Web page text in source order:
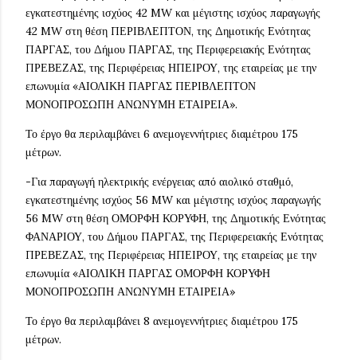
εγκατεστημένης ισχύος 42 MW και μέγιστης ισχύος παραγωγής
42 MW στη θέση ΠΕΡΙΒΛΕΠΤΟΝ, της Δημοτικής Ενότητας
ΠΑΡΓΑΣ, του Δήμου ΠΑΡΓΑΣ, της Περιφερειακής Ενότητας
ΠΡΕΒΕΖΑΣ, της Περιφέρειας ΗΠΕΙΡΟΥ, της εταιρείας με την
επωνυμία «ΑΙΟΛΙΚΗ ΠΑΡΓΑΣ ΠΕΡΙΒΛΕΠΤΟΝ
ΜΟΝΟΠΡΟΣΩΠΗ ΑΝΩΝΥΜΗ ΕΤΑΙΡΕΙΑ».
Το έργο θα περιλαμβάνει 6 ανεμογεννήτριες διαμέτρου 175
μέτρων.
-Για παραγωγή ηλεκτρικής ενέργειας από αιολικό σταθμό,
εγκατεστημένης ισχύος 56 MW και μέγιστης ισχύος παραγωγής
56 MW στη θέση ΟΜΟΡΦΗ ΚΟΡΥΦΗ, της Δημοτικής Ενότητας
ΦΑΝΑΡΙΟΥ, του Δήμου ΠΑΡΓΑΣ, της Περιφερειακής Ενότητας
ΠΡΕΒΕΖΑΣ, της Περιφέρειας ΗΠΕΙΡΟΥ, της εταιρείας με την
επωνυμία «ΑΙΟΛΙΚΗ ΠΑΡΓΑΣ ΟΜΟΡΦΗ ΚΟΡΥΦΗ
ΜΟΝΟΠΡΟΣΩΠΗ ΑΝΩΝΥΜΗ ΕΤΑΙΡΕΙΑ»
Το έργο θα περιλαμβάνει 8 ανεμογεννήτριες διαμέτρου 175
μέτρων.